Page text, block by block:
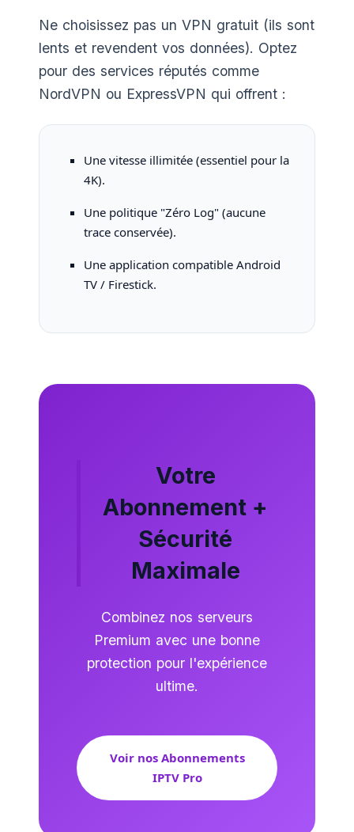
Ne choisissez pas un VPN gratuit (ils sont
lents et revendent vos données). Optez
pour des services réputés comme
NordVPN ou ExpressVPN qui offrent :
Une vitesse illimitée (essentiel pour la
4K).
Une politique "Zéro Log" (aucune
trace conservée).
Une application compatible Android
TV / Firestick.
Votre
Abonnement +
Sécurité
Maximale
Combinez nos serveurs
Premium avec une bonne
protection pour l'expérience
ultime.
Voir nos Abonnements
IPTV Pro